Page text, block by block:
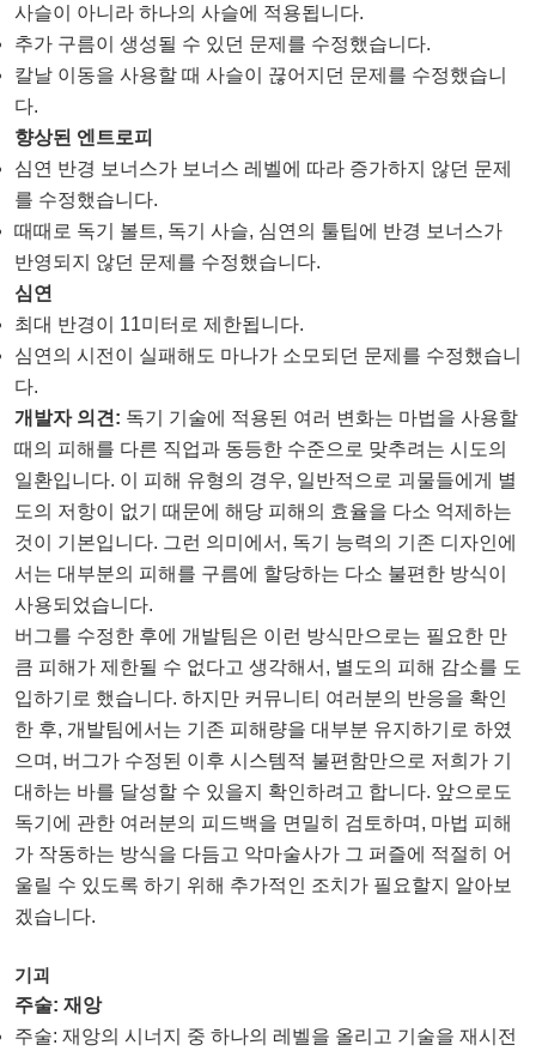
사슬이 아니라 하나의 사슬에 적용됩니다.
추가 구름이 생성될 수 있던 문제를 수정했습니다.
칼날 이동을 사용할 때 사슬이 끊어지던 문제를 수정했습니
다.
향상된 엔트로피
심연 반경 보너스가 보너스 레벨에 따라 증가하지 않던 문제
를 수정했습니다.
때때로 독기 볼트, 독기 사슬, 심연의 툴팁에 반경 보너스가
반영되지 않던 문제를 수정했습니다.
심연
최대 반경이 11미터로 제한됩니다.
심연의 시전이 실패해도 마나가 소모되던 문제를 수정했습니
다.
개발자 의견: 독기 기술에 적용된 여러 변화는 마법을 사용할
때의 피해를 다른 직업과 동등한 수준으로 맞추려는 시도의
일환입니다. 이 피해 유형의 경우, 일반적으로 괴물들에게 별
도의 저항이 없기 때문에 해당 피해의 효율을 다소 억제하는
것이 기본입니다. 그런 의미에서, 독기 능력의 기존 디자인에
서는 대부분의 피해를 구름에 할당하는 다소 불편한 방식이
사용되었습니다.
버그를 수정한 후에 개발팀은 이런 방식만으로는 필요한 만
큼 피해가 제한될 수 없다고 생각해서, 별도의 피해 감소를 도
입하기로 했습니다. 하지만 커뮤니티 여러분의 반응을 확인
한 후, 개발팀에서는 기존 피해량을 대부분 유지하기로 하였
으며, 버그가 수정된 이후 시스템적 불편함만으로 저희가 기
대하는 바를 달성할 수 있을지 확인하려고 합니다. 앞으로도
독기에 관한 여러분의 피드백을 면밀히 검토하며, 마법 피해
가 작동하는 방식을 다듬고 악마술사가 그 퍼즐에 적절히 어
울릴 수 있도록 하기 위해 추가적인 조치가 필요할지 알아보
겠습니다.
기괴
주술: 재앙
주술: 재앙의 시너지 중 하나의 레벨을 올리고 기술을 재시전